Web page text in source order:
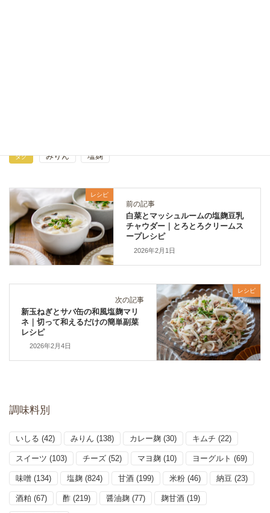
タグ みりん 塩麹
レシピ
前の記事
白菜とマッシュルームの塩麹豆乳
チャウダー｜とろとろクリームス
ープレシピ
2026年2月1日
レシピ
次の記事
新玉ねぎとサバ缶の和風塩麹マリ
ネ｜切って和えるだけの簡単副菜
レシピ
2026年2月4日
調味料別
いしる (42) みりん (138) カレー麹 (30) キムチ (22)
スイーツ (103) チーズ (52) マヨ麹 (10) ヨーグルト (69)
味噌 (134) 塩麹 (824) 甘酒 (199) 米粉 (46) 納豆 (23)
酒粕 (67) 酢 (219) 醤油麹 (77) 麹甘酒 (19)